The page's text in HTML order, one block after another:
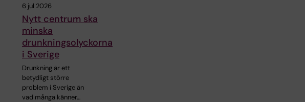
6 jul 2026
Nytt centrum ska
minska
drunkningsolyckorna
i Sverige
Drunkning är ett
betydligt större
problem i Sverige än
vad många känner…